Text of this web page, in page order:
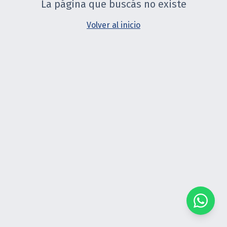
La página que buscás no existe
Volver al inicio